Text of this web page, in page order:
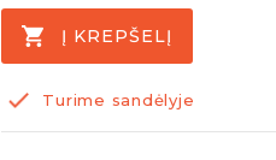
Į KREPŠELĮ
Turime sandėlyje